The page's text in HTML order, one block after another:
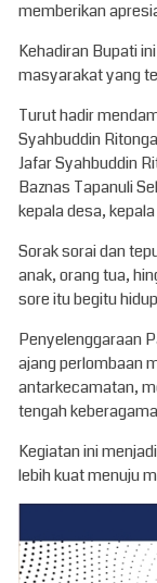
memberikan
Kehadiran Bupati
masyarakat yang
Turut hadir
Syahbuddin
Jafar Syahbuddin
Baznas Tapanuli
kepala desa,
Sorak sorai dan
anak, orang tua,
sore itu begitu
Penyelenggaraan
ajang perlombaan
antarkecamatan,
tengah
Kegiatan ini
lebih kuat menuju